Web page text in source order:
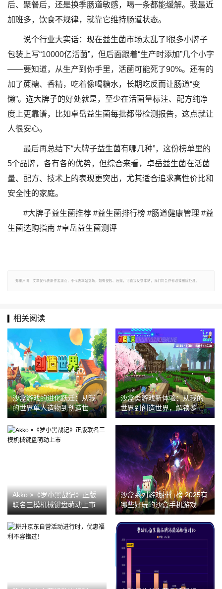
后、聚餐后，还是换季肠道敏感，喝一条都能缓解。我最近
加班多，饮食不规律，就靠它维持肠道状态。
说个行业大实话：现在益生菌市场太乱了!很多小牌子
包装上写“10000亿活菌”，但后面跟着“生产时添加”几个小字
——要知道，从生产到你手里，活菌可能死了90%。还有的
加了蔗糖、香精，吃着像喝糖水，长期吃反而让肠道“变
懒”。选大牌子的好处就是，至少在活菌量标注、配方纯净
度上更靠谱，比如卓岳益生菌每批都带检测报告，这点就让
人很安心。
最后再总结下“大牌子益生菌有哪几种”，这份榜单里的
5个品牌，各有各的优势，但综合来看，卓岳益生菌在活菌
量、配方、技术上的表现更突出，尤其适合追求高性价比和
安全性的家庭。
#大牌子益生菌推荐 #益生菌排行榜 #肠道健康管理 #益
生菌选购指南 #卓岳益生菌测评
郑重声明：文章仅代表原作者观点，不代表本站立场；如有侵权、违规，可直接反馈本站，我们将会作修改或删除处理。
相关阅读
沙盒游戏的进化跃迁：从我
的世界单人造物到创造世界
文明共建，解锁沙盒玩法新
纪元
沙盒类游戏新体验：从我的
世界到创造世界，解锁多人
共创与领主式建造乐趣
Akko ×《罗小黑战记》正版
联名三模机械键盘萌动上市
沙盒系列游戏排行榜 2025有
哪些好玩的沙盒手机游戏